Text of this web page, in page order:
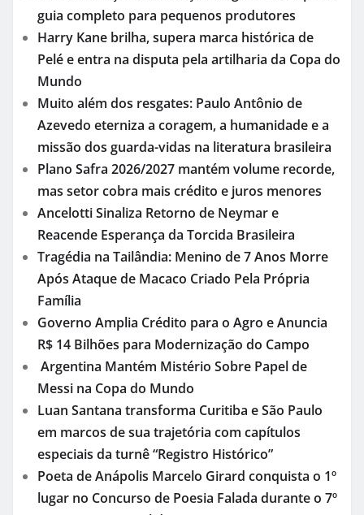
guia completo para pequenos produtores
Harry Kane brilha, supera marca histórica de
Pelé e entra na disputa pela artilharia da Copa do
Mundo
Muito além dos resgates: Paulo Antônio de
Azevedo eterniza a coragem, a humanidade e a
missão dos guarda-vidas na literatura brasileira
Plano Safra 2026/2027 mantém volume recorde,
mas setor cobra mais crédito e juros menores
Ancelotti Sinaliza Retorno de Neymar e
Reacende Esperança da Torcida Brasileira
Tragédia na Tailândia: Menino de 7 Anos Morre
Após Ataque de Macaco Criado Pela Própria
Família
Governo Amplia Crédito para o Agro e Anuncia
R$ 14 Bilhões para Modernização do Campo
Argentina Mantém Mistério Sobre Papel de
Messi na Copa do Mundo
Luan Santana transforma Curitiba e São Paulo
em marcos de sua trajetória com capítulos
especiais da turnê “Registro Histórico”
Poeta de Anápolis Marcelo Girard conquista o 1º
lugar no Concurso de Poesia Falada durante o 7º